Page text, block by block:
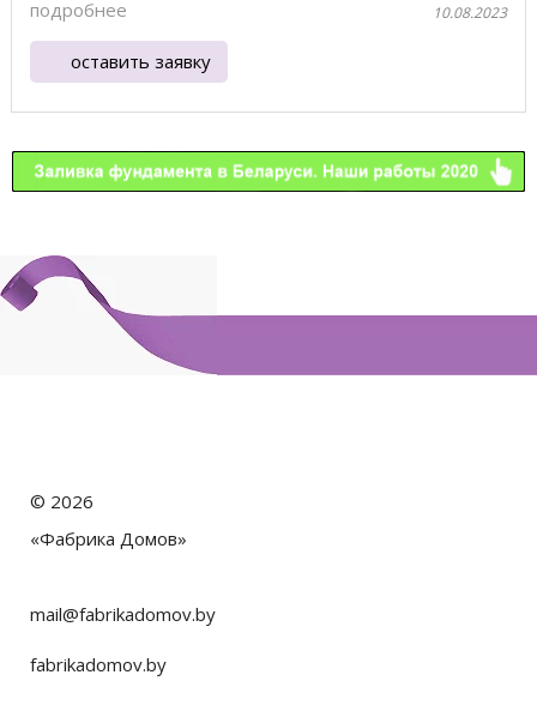
подробнее 10.08.2023
оставить заявку
© 2026
«Фабрика Домов»
mail@fabrikadomov.by
fabrikadomov.by